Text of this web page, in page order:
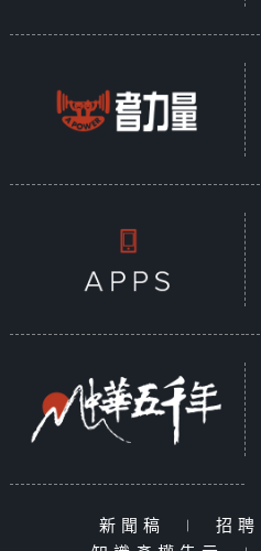
新聞稿 | 招聘